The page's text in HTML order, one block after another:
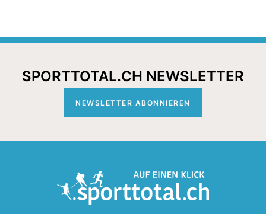
SPORTTOTAL.CH NEWSLETTER
NEWSLETTER ABONNIEREN